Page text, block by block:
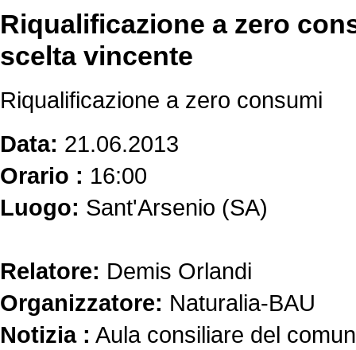
Riqualificazione a zero
scelta vincente
Riqualificazione a zero consumi
Data: 21.06.2013
Orario : 16:00
Luogo: Sant'Arsenio (SA)
Relatore: Demis Orlandi
Organizzatore: Naturalia-BAU
Notizia : Aula consiliare del